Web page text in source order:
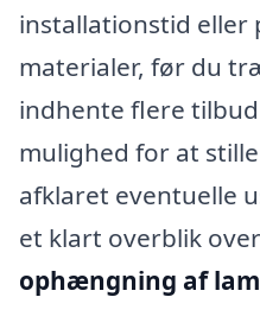
installationstid eller
materialer, før du
indhente flere
mulighed for at
afklaret eventuelle
et klart overblik
ophængning af